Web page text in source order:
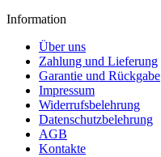
Information
Über uns
Zahlung und Lieferung
Garantie und Rückgabe
Impressum
Widerrufsbelehrung
Datenschutzbelehrung
AGB
Kontakte